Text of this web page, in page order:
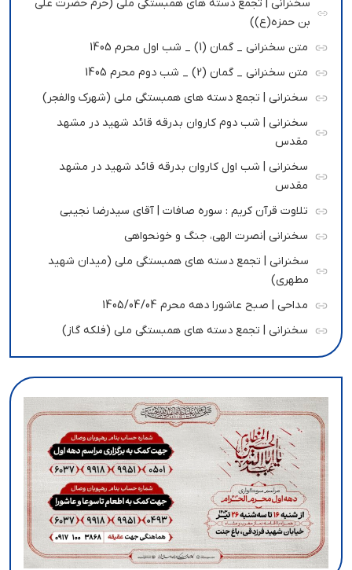
سخنرانی | تجمع دسته های همبستگی ملی (حرم حضرت علی
بن حمزه(ع))
متن سخنرانی _ گمان (1) _ شب اول محرم 1405
متن سخنرانی _ گمان (2) _ شب دوم محرم 1405
سخنرانی | تجمع دسته های همبستگی ملی (شهرک والفجر)
سخنرانی | شب دوم کاروان بدرقه قائد شهید در مشهد
مقدس
سخنرانی | شب اول کاروان بدرقه قائد شهید در مشهد
مقدس
تلاوت قرآن کریم : سوره صافات | آقای سیدرضا نجیبی
سخنرانی |نصرت الهی، جنگ و خونحواهی
سخنرانی | تجمع دسته های همبستگی ملی (میدان شهید
مطهری)
مداحی | صبح عاشورا دهه محرم 1405/04/04
سخنرانی | تجمع دسته های همبستگی ملی (فلکه گاز)